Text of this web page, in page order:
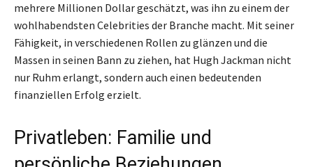
mehrere Millionen Dollar geschätzt, was ihn zu einem der
wohlhabendsten Celebrities der Branche macht. Mit seiner
Fähigkeit, in verschiedenen Rollen zu glänzen und die
Massen in seinen Bann zu ziehen, hat Hugh Jackman nicht
nur Ruhm erlangt, sondern auch einen bedeutenden
finanziellen Erfolg erzielt.
Privatleben: Familie und